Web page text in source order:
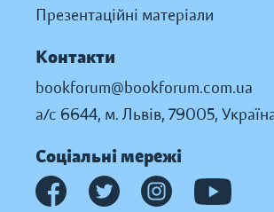
Презентаційні матеріали
Контакти
bookforum@bookforum.com.ua
а/с 6644, м. Львів, 79005,
Соціальні мережі